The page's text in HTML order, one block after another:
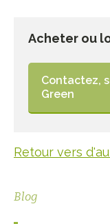
Acheter ou
Contactez,
Green
Retour vers
Blog